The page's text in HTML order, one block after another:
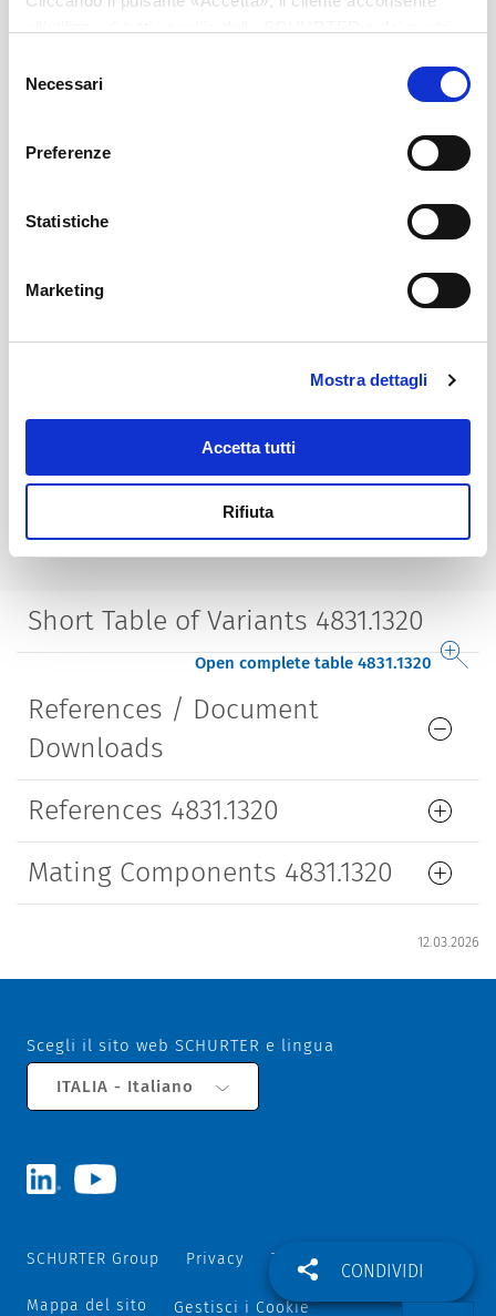
momento cliccando su «Impostazioni» in fondo alla
pagina. Le impostazioni personali sono comunicate ai
nostri partner e non hanno alcuna influenza sui dati del
browser. Ulteriori informazioni sono disponibili nella
delNecessari
Preferenze
Statistiche
Marketing
Mostra dettagli
Accetta tutti
Rifiuta
solder terminal nickel-plated
Lifetime
Short Table of Variants 4831.1320
Open complete table 4831.1320
References / Document
Downloads
References 4831.1320
Mating Components 4831.1320
12.03.2026
CONDIVIDI
Scegli il sito web SCHURTER e lingua
ITALIA - Italiano
SCHURTER Group Privacy Termini e Condizioni
Mappa del sito Gestisci i Cookie